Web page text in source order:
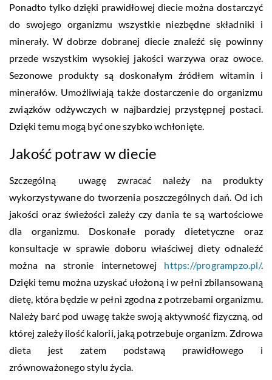
Ponadto tylko dzięki prawidłowej diecie można dostarczyć
do swojego organizmu wszystkie niezbędne składniki i
minerały. W dobrze dobranej diecie znaleźć się powinny
przede wszystkim wysokiej jakości warzywa oraz owoce.
Sezonowe produkty są doskonałym źródłem witamin i
minerałów. Umożliwiają także dostarczenie do organizmu
związków odżywczych w najbardziej przystępnej postaci.
Dzięki temu mogą być one szybko wchłonięte.
Jakość potraw w diecie
Szczególną uwagę zwracać należy na produkty
wykorzystywane do tworzenia poszczególnych dań. Od ich
jakości oraz świeżości zależy czy dania te są wartościowe
dla organizmu. Doskonałe porady dietetyczne oraz
konsultacje w sprawie doboru właściwej diety odnaleźć
można na stronie internetowej https://programpzo.pl/.
Dzięki temu można uzyskać ułożoną i w pełni zbilansowaną
dietę, która będzie w pełni zgodna z potrzebami organizmu.
Należy barć pod uwagę także swoją aktywność fizyczną, od
której zależy ilość kalorii, jaką potrzebuje organizm. Zdrowa
dieta jest zatem podstawą prawidłowego i
zrównoważonego stylu życia.